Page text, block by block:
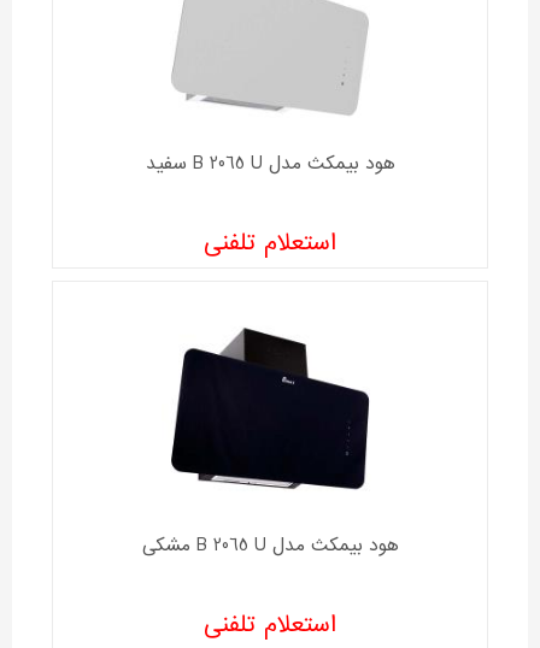
هود بیمکث مدل B 2065 U سفید
استعلام تلفنی
هود بیمکث مدل B 2065 U مشکی
استعلام تلفنی